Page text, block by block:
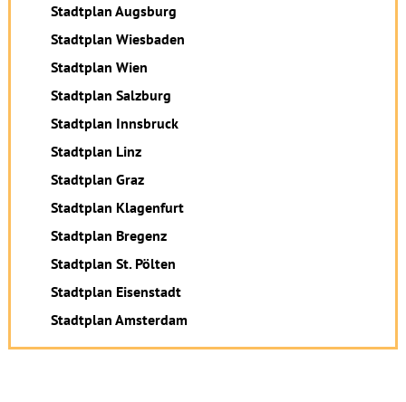
Stadtplan Augsburg
Stadtplan Wiesbaden
Stadtplan Wien
Stadtplan Salzburg
Stadtplan Innsbruck
Stadtplan Linz
Stadtplan Graz
Stadtplan Klagenfurt
Stadtplan Bregenz
Stadtplan St. Pölten
Stadtplan Eisenstadt
Stadtplan Amsterdam